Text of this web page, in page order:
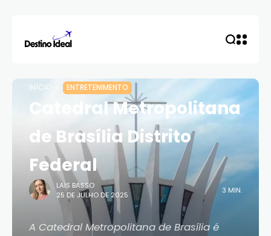
INÍCIO ENTRETENIMENTO
Catedral Metropolitana
de Brasília Distrito
Federal
LAIS BASSO
25 DE JULHO DE 2025
3 MIN.
A Catedral Metropolitana de Brasília é